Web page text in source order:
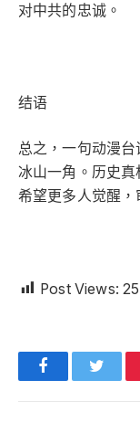
对中共的忠诚。
结语
总之，一句动漫
冰山一角。历史真
希望更多人觉醒，
Post Views:
Facebook